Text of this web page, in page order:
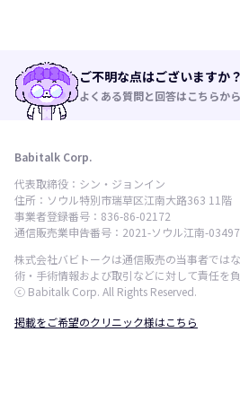
ご不明な点はございますか？
よくある質問と回答はこちらから
Babitalk Corp.
代表取締役：シン・ジョンイン
住所：ソウル特別市瑞草区江南大路363 11階
事業者登録番号：836-86-02172
通信販売業申告番号：2021-ソウル江南-03497
株式会社バビトークは通信販売の当事者では
術・手術情報および取引などに対して責任を負
ⓒ Babitalk Corp. All Rights Reserved.
掲載をご希望のクリニック様はこちら